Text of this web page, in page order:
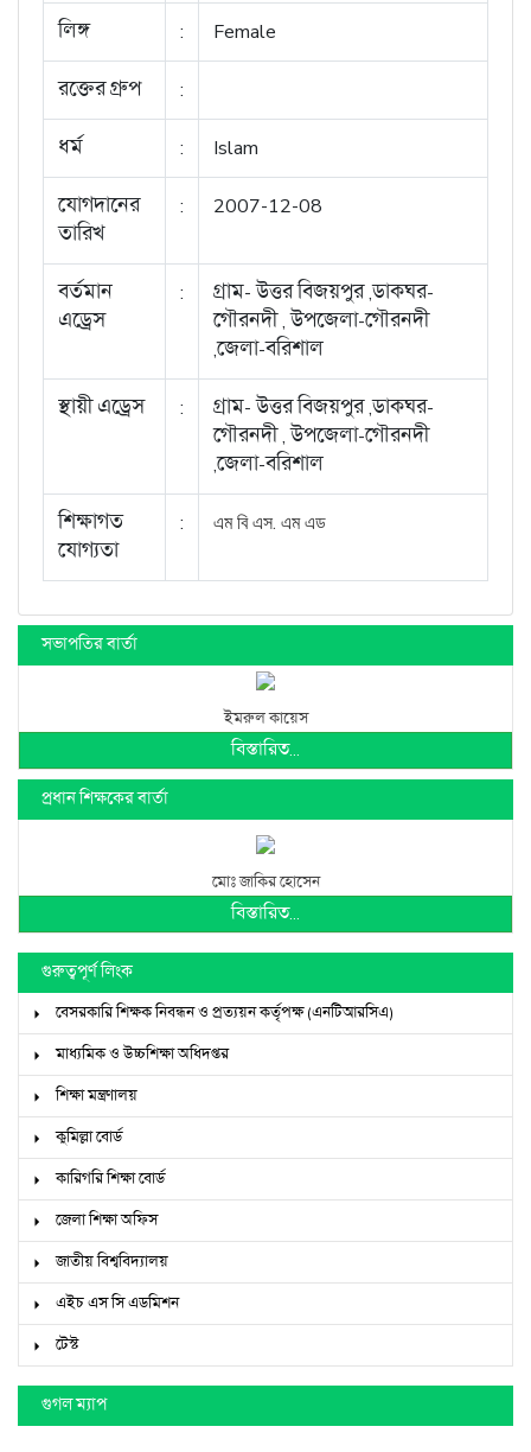
লিঙ্গ : Female
রক্তের গ্রুপ :
ধর্ম : Islam
যোগদানের
তারিখ
: 2007-12-08
বর্তমান
এড্রেস
:
গ্রাম- উত্তর বিজয়পুর ,ডাকঘর-
গৌরনদী , উপজেলা-গৌরনদী
,জেলা-বরিশাল
স্থায়ী এড্রেস :
গ্রাম- উত্তর বিজয়পুর ,ডাকঘর-
গৌরনদী , উপজেলা-গৌরনদী
,জেলা-বরিশাল
শিক্ষাগত
যোগ্যতা
: এম বি এস. এম এড
সভাপতির বার্তা
ইমরুল কায়েস
বিস্তারিত...
প্রধান শিক্ষকের বার্তা
মোঃ জাকির হোসেন
বিস্তারিত...
গুরুত্বপূর্ণ লিংক
বেসরকারি শিক্ষক নিবন্ধন ও প্রত্যয়ন কর্তৃপক্ষ (এনটিআরসিএ)
মাধ্যমিক ও উচ্চশিক্ষা অধিদপ্তর
শিক্ষা মন্ত্রণালয়
কুমিল্লা বোর্ড
কারিগরি শিক্ষা বোর্ড
জেলা শিক্ষা অফিস
জাতীয় বিশ্ববিদ্যালয়
এইচ এস সি এডমিশন
টেস্ট
গুগল ম্যাপ